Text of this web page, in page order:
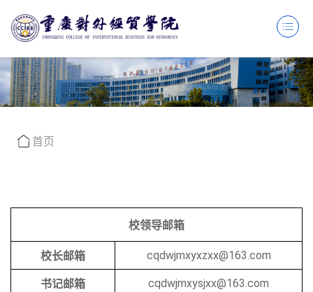
首页
校领导邮箱
校长邮箱 cqdwjmxyxzxx@163.com
书记邮箱 cqdwjmxysjxx@163.com